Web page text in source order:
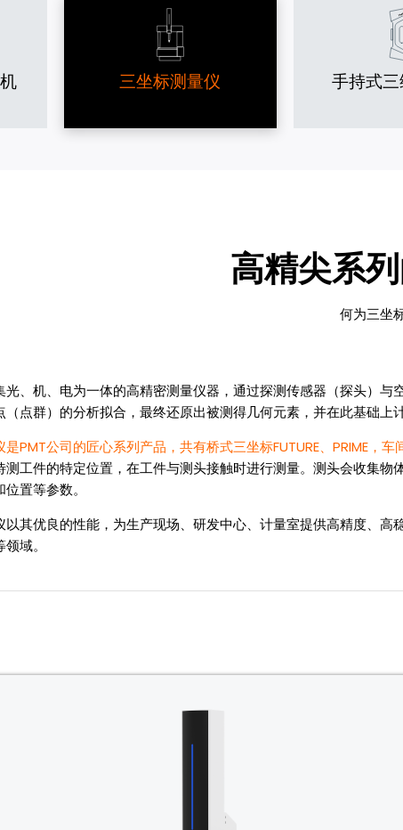
轨道交通
机床模具
三坐标测量仪 手持式
高精尖系
何为三坐
光、机、电为一体的高精密测量仪器，通过探测传感器（探头）
点群）的分析拟合，最终还原出被测得几何元素，并在此基础上
PMT公司的匠心系列产品，共有桥式三坐标FUTURE、PRIME，
测工件的特定位置，在工件与测头接触时进行测量。测头会收集
置等参数。
以其优良的性能，为生产现场、研发中心、计量室提供高精度、
域。